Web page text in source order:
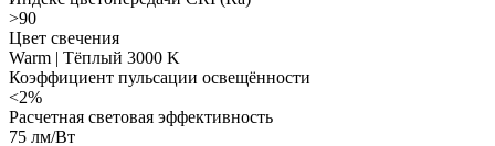
>90
Цвет свечения
Warm | Тёплый 3000 K
Коэффициент пульсации освещённости
<2%
Расчетная световая эффективность
75 лм/Вт